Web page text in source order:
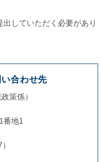
していただく必要があり
合わせ先
策係
番地1